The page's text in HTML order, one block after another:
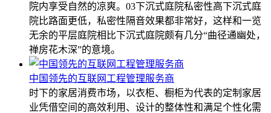
院内享受自然的凉爽。03下沉式庭院私密性高下沉式庭
院比路面更低，私密性隔音效果都非常好，这样和一览
无余的平层庭院相比下沉式庭院颇有几分“曲径通幽处，
禅房花木深”的意境。
中国领先的互联网工程管理服务商
时下的家居消费市场，以衣柜、橱柜为代表的定制家居
业凭借空间的高效利用、设计的整体性和满足个性化需